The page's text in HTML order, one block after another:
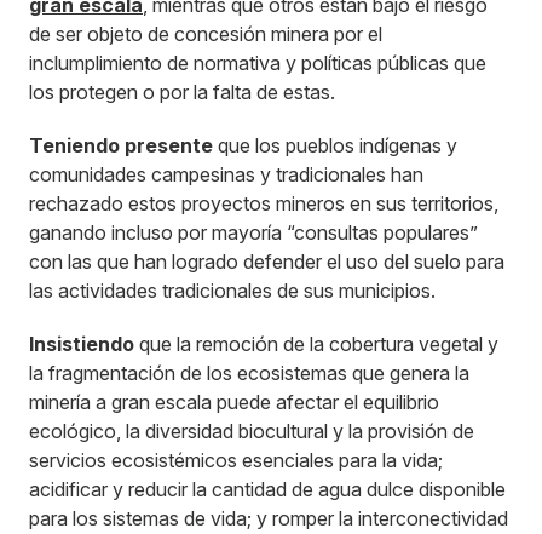
gran escala, mientras que otros están bajo el riesgo
de ser objeto de concesión minera por el
inclumplimiento de normativa y políticas públicas que
los protegen o por la falta de estas.
Teniendo presente que los pueblos indígenas y
comunidades campesinas y tradicionales han
rechazado estos proyectos mineros en sus territorios,
ganando incluso por mayoría “consultas populares”
con las que han logrado defender el uso del suelo para
las actividades tradicionales de sus municipios.
Insistiendo que la remoción de la cobertura vegetal y
la fragmentación de los ecosistemas que genera la
minería a gran escala puede afectar el equilibrio
ecológico, la diversidad biocultural y la provisión de
servicios ecosistémicos esenciales para la vida;
acidificar y reducir la cantidad de agua dulce disponible
para los sistemas de vida; y romper la interconectividad